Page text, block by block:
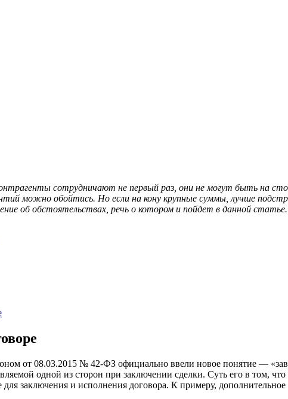
сотрудничают не первый раз, они не могут быть на
можно обойтись. Но если на кону крупные суммы, лучше
об обстоятельствах, речь о котором и пойдет в данной статье.
от 08.03.2015 № 42-ФЗ официально ввели новое понятие —
одной из сторон при заключении сделки. Суть его в том,
заключения и исполнения договора. К примеру, дополнительное